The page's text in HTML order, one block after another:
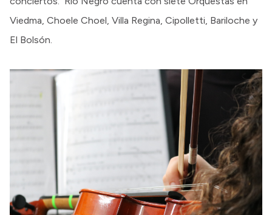
Viedma, Choele Choel, Villa Regina, Cipolletti, Bariloche y
El Bolsón.